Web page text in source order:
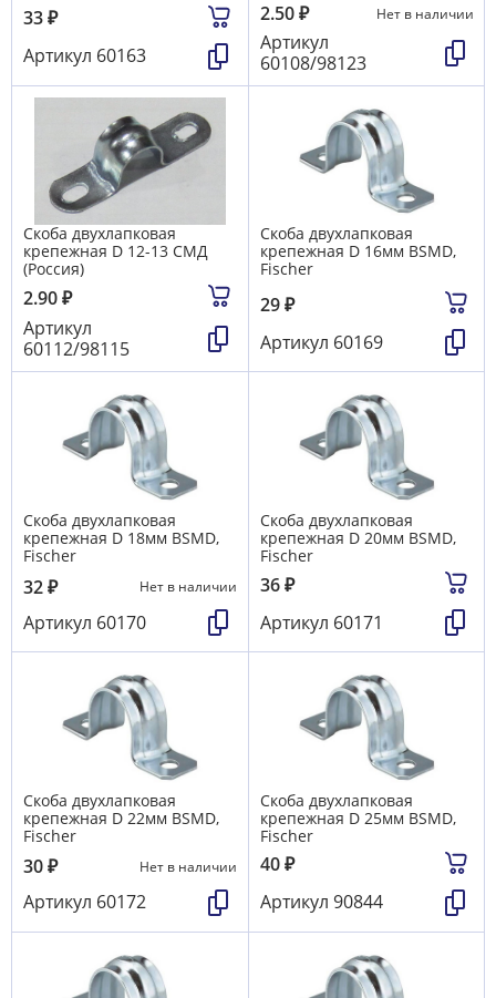
33₽
Артикул 60163
2.50₽ Нет в наличии
Артикул
60108/98123
Скоба двухлапковая
крепежная D 12-13 СМД
(Россия)
2.90₽
Артикул
60112/98115
Скоба двухлапковая
крепежная D 16мм BSMD,
Fischer
29₽
Артикул 60169
Скоба двухлапковая
крепежная D 18мм BSMD,
Fischer
32₽ Нет в наличии
Артикул 60170
Скоба двухлапковая
крепежная D 20мм BSMD,
Fischer
36₽
Артикул 60171
Скоба двухлапковая
крепежная D 22мм BSMD,
Fischer
30₽ Нет в наличии
Артикул 60172
Скоба двухлапковая
крепежная D 25мм BSMD,
Fischer
40₽
Артикул 90844